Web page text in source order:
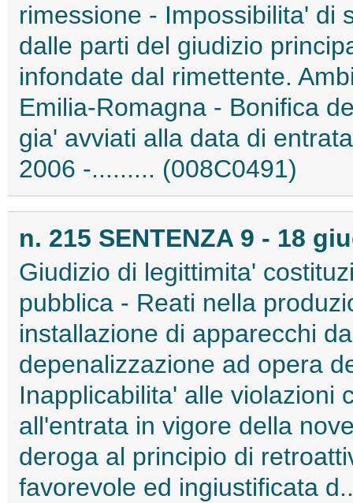
rimessione - Impossibilita' di
dalle parti del giudizio
infondate dal rimettente.
Emilia-Romagna - Bonifica
gia' avviati alla data di
2006 -......... (008C0491)
n. 215 SENTENZA 9 - 18
Giudizio di legittimita'
pubblica - Reati nella
installazione di apparecchi
depenalizzazione ad opera
Inapplicabilita' alle violazioni
all'entrata in vigore della
deroga al principio di
favorevole ed ingiustificata